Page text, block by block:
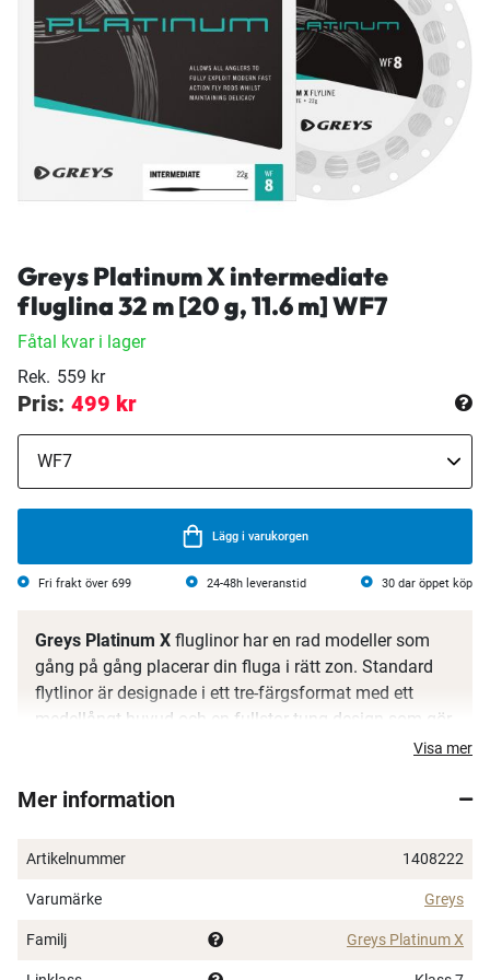
Greys Platinum X intermediate
fluglina 32 m [20 g, 11.6 m] WF7
Fåtal kvar i lager
Rek. 559 kr
Pris: 499 kr
Lägg i varukorgen
Fri frakt över 699 24-48h leveranstid 30 dar öppet köp
Greys Platinum X fluglinor har en rad modeller som
gång på gång placerar din fluga i rätt zon. Standard
flytlinor är designade i ett tre-färgsformat med ett
medellångt huvud och en fullstor tung design som gör
att alla fiskare kan utnyttja moderna snabbverkande
Den släta, smidiga beläggningen har låg minne med
löplinan. Finns också som en midge-tip med en kort
nymfer och precis under ytan med "tvättlinetaktik".
Alla sjunkande modeller i Platinum X-serien av
fluglinor är tvåfärgade med en intermediär densitets
Visa mer
Mer information
Artikelnummer 1408222
Varumärke Greys
Familj Greys Platinum X